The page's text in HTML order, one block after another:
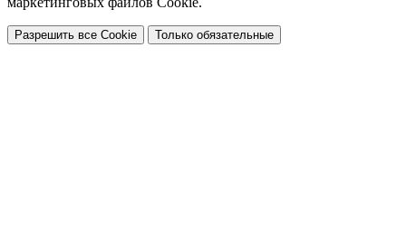
Разрешить все Cookie Только обязательные